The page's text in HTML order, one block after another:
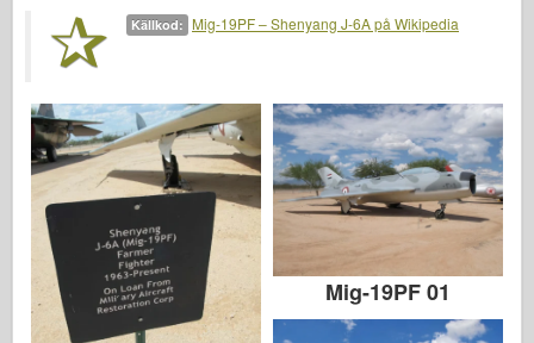
Böcker
Dvd
Kontakta
le Föra journal över
Satserna
Källkod: Mig-19PF – Shenyang J-6A på Wikipedia
Mig-19PF 01